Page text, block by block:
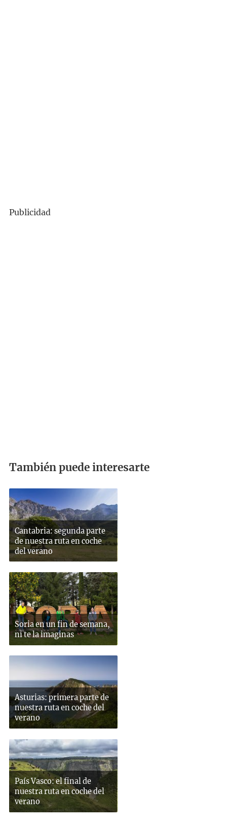
Publicidad
También puede interesarte
Cantabria: segunda parte
de nuestra ruta en coche
del verano
Soria en un fin de semana,
ni te la imaginas
Asturias: primera parte de
nuestra ruta en coche del
verano
País Vasco: el final de
nuestra ruta en coche del
verano